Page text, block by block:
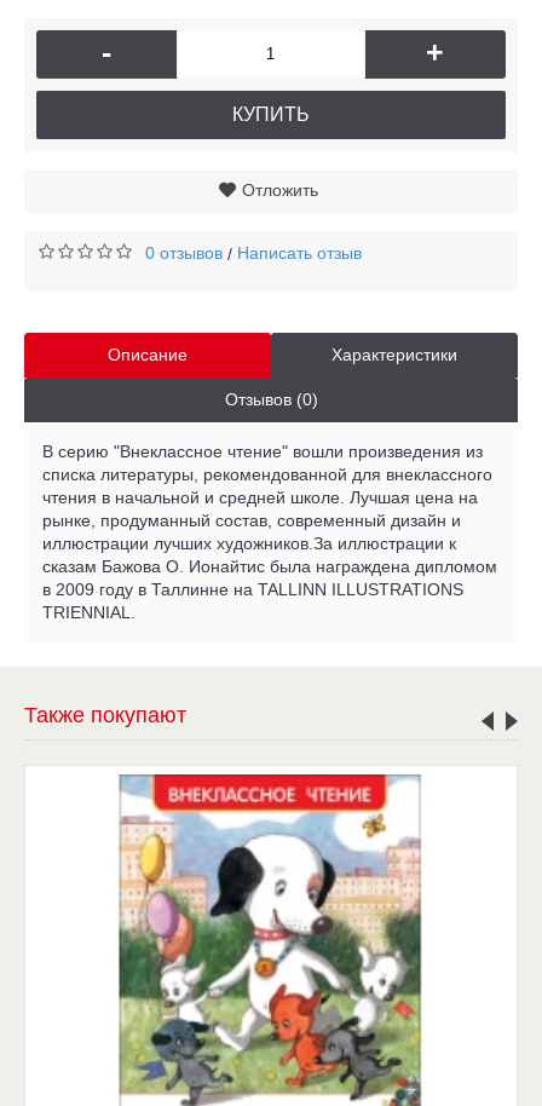
- +
КУПИТЬ
Отложить
0 отзывов / Написать отзыв
Описание Характеристики
Отзывов (0)
В серию "Внеклассное чтение" вошли произведения из
списка литературы, рекомендованной для внеклассного
чтения в начальной и средней школе. Лучшая цена на
рынке, продуманный состав, современный дизайн и
иллюстрации лучших художников.За иллюстрации к
сказам Бажова О. Ионайтис была награждена дипломом
в 2009 году в Таллинне на TALLINN ILLUSTRATIONS
TRIENNIAL.
Также покупают